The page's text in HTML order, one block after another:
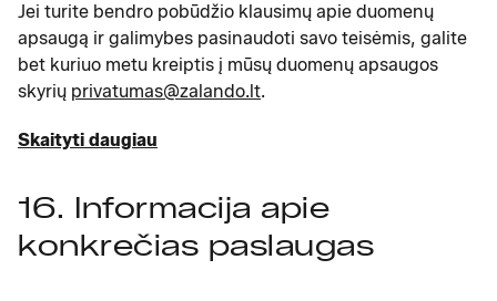
Jei turite bendro pobūdžio klausimų apie duomenų
apsaugą ir galimybes pasinaudoti savo teisėmis, galite
bet kuriuo metu kreiptis į mūsų duomenų apsaugos
skyrių privatumas@zalando.lt.
Skaityti daugiau
16. Informacija apie
konkrečias paslaugas